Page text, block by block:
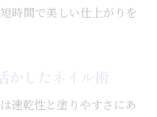
時間で美しい仕上がりを
かしたネイル術
速乾性と塗りやすさにあ